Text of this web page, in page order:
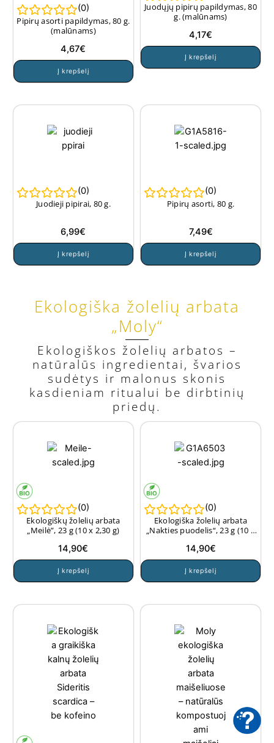
(0)
Pipirų asorti papildymas, 80 g.
(malūnams)
4,67€
Į krepšelį
Juodųjų pipirų papildymas, 80
g. (malūnams)
4,17€
Į krepšelį
(0)
Juodieji pipirai, 80 g.
6,99€
Į krepšelį
(0)
Pipirų asorti, 80 g.
7,49€
Į krepšelį
Ekologiška žolelių arbata
„Moly“
Ekologiškos žolelių arbatos –
natūralūs ingredientai, švarios
sudėtys ir malonus skonis
kasdieniam ritualui be dirbtinių
priedų.
(0)
Ekologiškų žolelių arbata
„Meilė”, 23 g (10 x 2,30 g)
14,90€
Į krepšelį
(0)
Ekologiška žolelių arbata
„Nakties puodelis“, 23 g (10 x
14,90€
Į krepšelį